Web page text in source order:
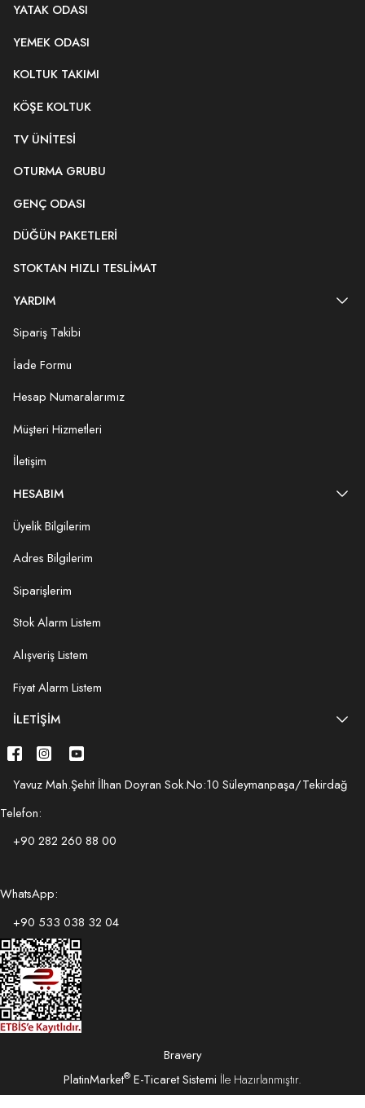
YATAK ODASI
YEMEK ODASI
KOLTUK TAKIMI
KÖŞE KOLTUK
TV ÜNITESI
OTURMA GRUBU
GENÇ ODASI
DÜĞÜN PAKETLERI
STOKTAN HIZLI TESLIMAT
YARDIM
Sipariş Takibi
İade Formu
Hesap Numaralarımız
Müşteri Hizmetleri
İletişim
HESABIM
Üyelik Bilgilerim
Adres Bilgilerim
Siparişlerim
Stok Alarm Listem
Alışveriş Listem
Fiyat Alarm Listem
İLETIŞIM
Yavuz Mah.Şehit İlhan Doyran Sok.No:10 Süleymanpaşa/Tekirdağ
Telefon:
+90 282 260 88 00
WhatsApp:
+90 533 038 32 04
Bravery
PlatinMarket® E-Ticaret Sistemi İle Hazırlanmıştır.